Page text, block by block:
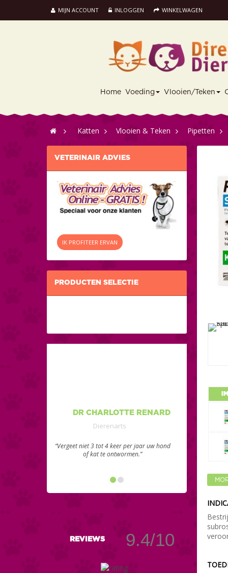
MIJN ACCOUNT INLOGGEN WINKELWAGEN
Home Voeding Vlooien/Teken
> Katten > Vlooien & Teken > Pipetten >
VETERINAIR ADVIES
IK PROFITEER ERVAN
PRODUCTEN SELECTIE
DR CHARLOTTE RENARD
Dierenarts
“Vergeet niet 3 tot 4 keer per jaar uw hond
of kat te ontwormen.”
REVIEWS 9.4/10